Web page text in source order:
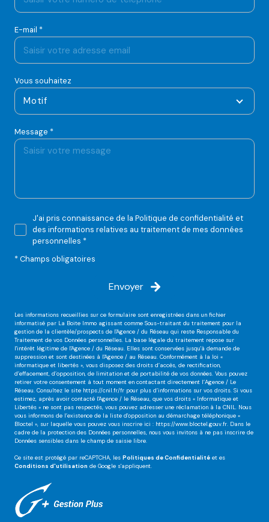
E-mail *
Vous souhaitez
Motif
Message *
J'ai pris connaissance de la Politique de confidentialité et
des informations relatives au traitement de mes données
personnelles *
* Champs obligatoires
Envoyer
Les informations recueillies sur ce formulaire sont enregistrées dans un fichier
informatisé par La Boite Immo agissant comme Sous-traitant du traitement pour la
gestion de la clientèle/prospects de l'Agence / du Réseau qui reste Responsable du
Traitement de vos Données personnelles. La base légale du traitement repose sur
l'intérêt légitime de l'Agence / du Réseau. Elles sont conservées jusqu'à demande de
suppression et sont destinées à l'Agence / au Réseau. Conformément à la loi «
informatique et libertés », vous disposez des droits d’accès, de rectification,
d’effacement, d’opposition, de limitation et de portabilité de vos données. Vous pouvez
retirer votre consentement à tout moment en contactant directement l’Agence / Le
Réseau. Consultez le site https://cnil.fr/fr pour plus d’informations sur vos droits. Si vous
estimez, après avoir contacté l'Agence / le Réseau, que vos droits « Informatique et
Libertés » ne sont pas respectés, vous pouvez adresser une réclamation à la CNIL. Nous
vous informons de l’existence de la liste d'opposition au démarchage téléphonique «
Bloctel », sur laquelle vous pouvez vous inscrire ici : https://www.bloctel.gouv.fr. Dans le
cadre de la protection des Données personnelles, nous vous invitons à ne pas inscrire de
Données sensibles dans le champ de saisie libre.
Ce site est protégé par reCAPTCHA, les Politiques de Confidentialité et es
Conditions d'utilisation de Google s'appliquent.